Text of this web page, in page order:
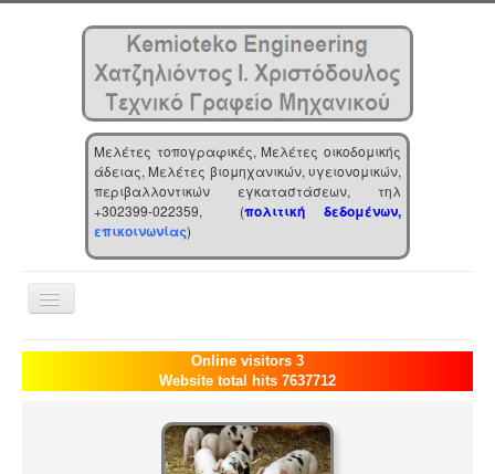
Μελέτες τοπογραφικές, Μελέτες οικοδομικής
άδειας, Μελέτες βιομηχανικών, υγειονομικών,
περιβαλλοντικών εγκαταστάσεων, τηλ
+302399-022359, (πολιτική δεδομένων,
επικοινωνίας)
Toggle
Navigation
Αρχική
Επιχείρηση
Online visitors 3
Website total hits 7637712